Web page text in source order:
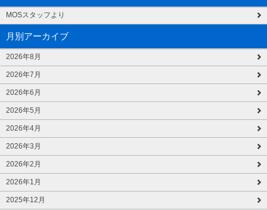
MOSスタッフより
月別アーカイブ
2026年8月
2026年7月
2026年6月
2026年5月
2026年4月
2026年3月
2026年2月
2026年1月
2025年12月